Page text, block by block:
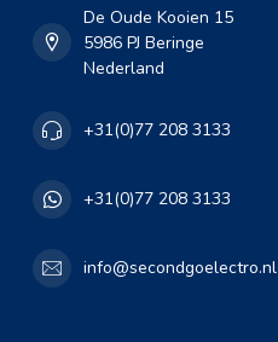
De Oude Kooien 15
5986 PJ Beringe
Nederland
+31(0)77 208 3133
+31(0)77 208 3133
info@secondgoelectro.nl